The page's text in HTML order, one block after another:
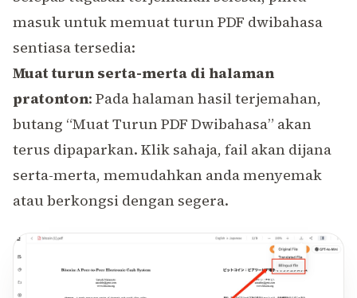
masuk untuk memuat turun PDF dwibahasa
sentiasa tersedia:
Muat turun serta-merta di halaman
pratonton: Pada halaman hasil terjemahan,
butang “Muat Turun PDF Dwibahasa” akan
terus dipaparkan. Klik sahaja, fail akan dijana
serta-merta, memudahkan anda menyemak
atau berkongsi dengan segera.